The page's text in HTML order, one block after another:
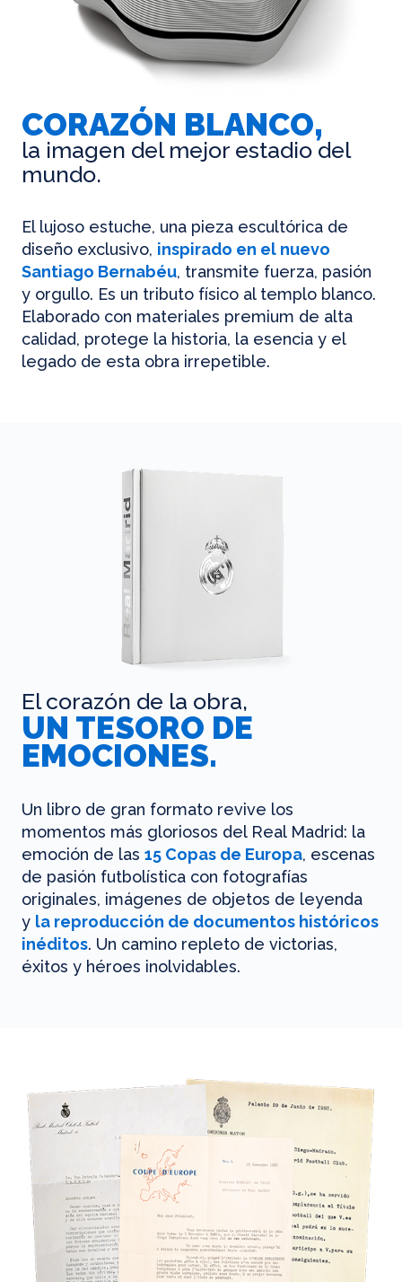
CORAZÓN BLANCO,
la imagen del mejor estadio del
mundo.
El lujoso estuche, una pieza escultórica de
diseño exclusivo, inspirado en el nuevo
Santiago Bernabéu, transmite fuerza, pasión
y orgullo. Es un tributo físico al templo blanco.
Elaborado con materiales premium de alta
calidad, protege la historia, la esencia y el
legado de esta obra irrepetible.
El corazón de la obra,
UN TESORO DE
EMOCIONES.
Un libro de gran formato revive los
momentos más gloriosos del Real Madrid: la
emoción de las 15 Copas de Europa, escenas
de pasión futbolística con fotografías
originales, imágenes de objetos de leyenda
y la reproducción de documentos históricos
inéditos. Un camino repleto de victorias,
éxitos y héroes inolvidables.